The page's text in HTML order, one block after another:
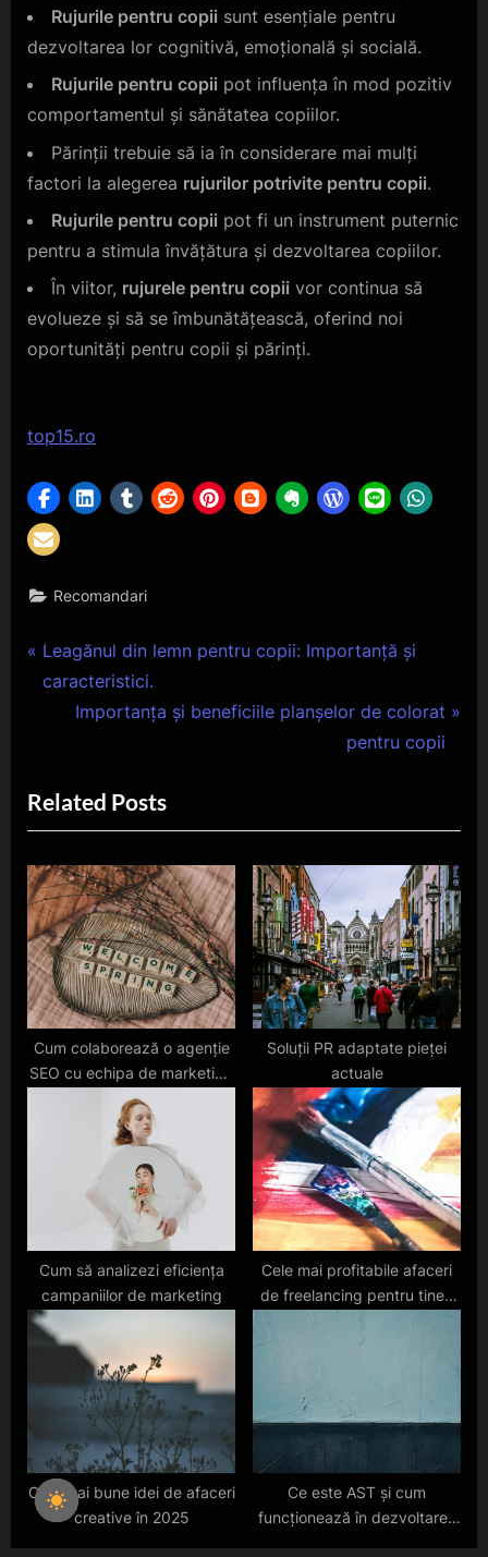
Rujurile pentru copii sunt esențiale pentru
dezvoltarea lor cognitivă, emoțională și socială.
Rujurile pentru copii pot influența în mod pozitiv
comportamentul și sănătatea copiilor.
Părinții trebuie să ia în considerare mai mulți
factori la alegerea rujurilor potrivite pentru copii.
Rujurile pentru copii pot fi un instrument puternic
pentru a stimula învățătura și dezvoltarea copiilor.
În viitor, rujurele pentru copii vor continua să
evolueze și să se îmbunătățească, oferind noi
oportunități pentru copii și părinți.
top15.ro
Recomandari
Navigare
P
r
o
u
s
P
o
s
t
:
Leagănul din lemn pentru copii: Importanță și
caracteristici.
N
t
P
o
s
t
:
Importanța și beneficiile planșelor de colorat
pentru copii
Related Posts
Cum colaborează o agenție
SEO cu echipa de marketing
a unei companii?
Soluții PR adaptate pieței
actuale
Cum să analizezi eficiența
campaniilor de marketing
Cele mai profitabile afaceri
de freelancing pentru tineri
în 2025
Cele mai bune idei de afaceri
creative în 2025
Ce este AST și cum
funcționează în dezvoltarea